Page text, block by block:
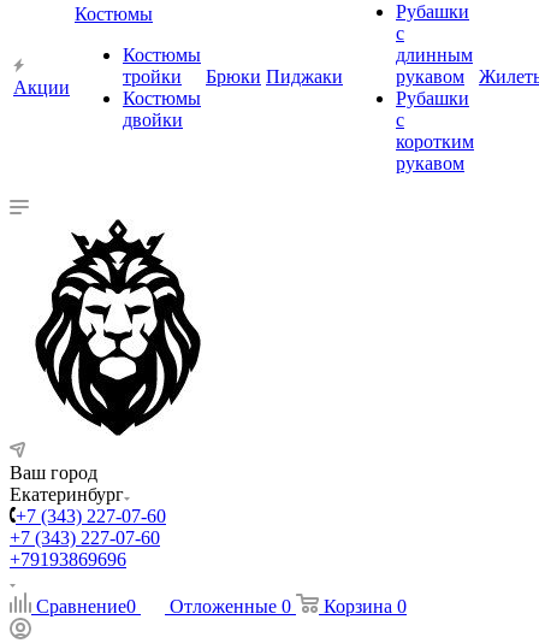
Акции
Костюмы
Костюмы
тройки
Костюмы
двойки
Брюки Пиджаки
Рубашки
с
длинным
рукавом
Рубашки
с
коротким
рукавом
Ваш город
Екатеринбург
+7 (343) 227-07-60
+7 (343) 227-07-60
+79193869696
Сравнение0 Отложенные 0 Корзина 0